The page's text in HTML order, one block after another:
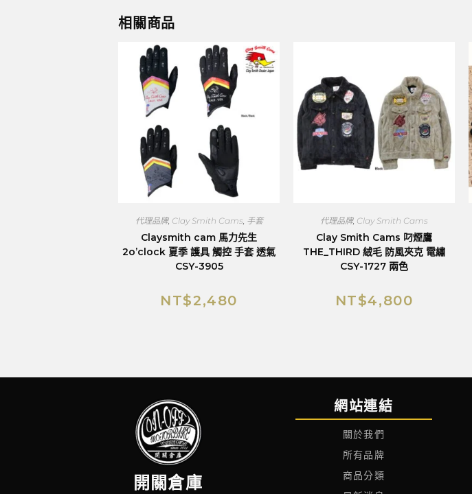
相關商品
代理品牌, Clay Smith Cams, 手套
Claysmith cam 馬力先生
2o’clock 夏季 護具 觸控 手套 透氣
CSY-3905
NT$2,480
代理品牌, Clay Smith Cams
Clay Smith Cams 叼煙鷹
THE_THIRD 絨毛 防風夾克 電繡
CSY-1727 兩色
NT$4,800
開關倉庫
網站連結
關於我們
所有品牌
商品分類